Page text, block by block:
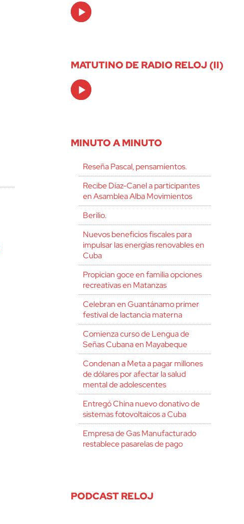
Audio
Player
MATUTINO DE RADIO RELOJ (II)
Audio
Player
MINUTO A MINUTO
Reseña Pascal, pensamientos.
Recibe Díaz-Canel a participantes
en Asamblea Alba Movimientos
Berilio.
Nuevos beneficios fiscales para
impulsar las energías renovables en
Cuba
Propician goce en familia opciones
recreativas en Matanzas
Celebran en Guantánamo primer
festival de lactancia materna
Comienza curso de Lengua de
Señas Cubana en Mayabeque
Condenan a Meta a pagar millones
de dólares por afectar la salud
mental de adolescentes
Entregó China nuevo donativo de
sistemas fotovoltaicos a Cuba
Empresa de Gas Manufacturado
restablece pasarelas de pago
PODCAST RELOJ